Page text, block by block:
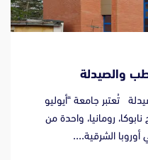
والصيدلة
تُعتبر جامعة “أيوليو
رومانيا، واحدة من
الشرقية....